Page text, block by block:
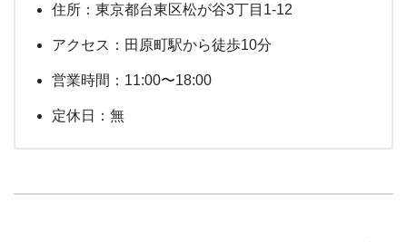
住所：東京都台東区松が谷3丁目1-12
アクセス：田原町駅から徒歩10分
営業時間：11:00〜18:00
定休日：無